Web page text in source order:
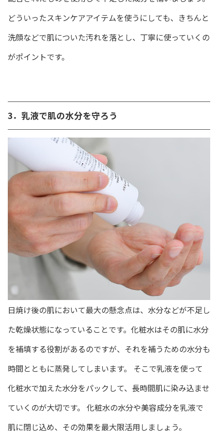
どういったスキンケアアイテムを使うにしても、きちんと
洗顔などで肌についた汚れを落とし、丁寧に使っていくの
がポイントです。
3．乳液で肌の水分を守ろう
日焼け後の肌において最大の懸念点は、水分などが不足し
た乾燥状態になっていることです。化粧水はその肌に水分
を補填する役割があるのですが、それを補うための水分も
時間とともに蒸発してしまいます。 そこで乳液を使って
化粧水で加えた水分をパックして、長時間肌に染み込ませ
ていくのが大切です。 化粧水の水分や美容成分を乳液で
肌に閉じ込め、その効果を最大限活用しましょう。